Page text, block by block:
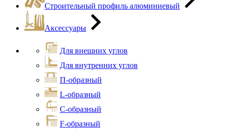
Строительный профиль алюминиевый
Аксессуары
Для внешних углов
Для внутренних углов
П-образный
L-образный
С-образный
F-образный